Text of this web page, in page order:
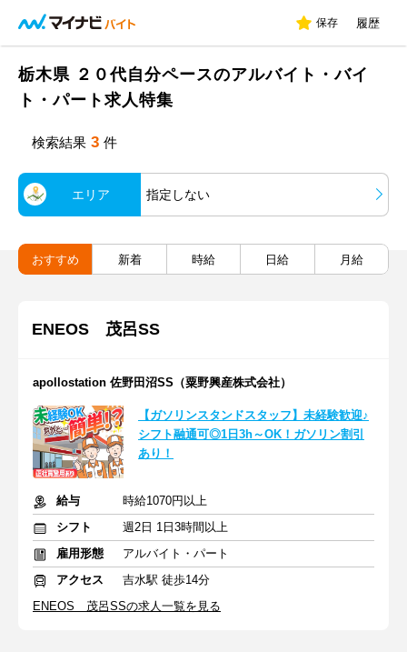
保存 履歴
栃木県 ２０代自分ペースのアルバイト・バイ
ト・パート求人特集
検索結果 3 件
エリア 指定しない
おすすめ 新着 時給 日給 月給
ENEOS 茂呂SS
apollostation 佐野田沼SS（粟野興産株式会社）
【ガソリンスタンドスタッフ】未経験歓迎♪
シフト融通可◎1日3h～OK！ガソリン割引
あり！
給与
時給1070円以上
シフト
週2日 1日3時間以上
雇用形態
アルバイト・パート
アクセス
吉水駅 徒歩14分
ENEOS 茂呂SSの求人一覧を見る